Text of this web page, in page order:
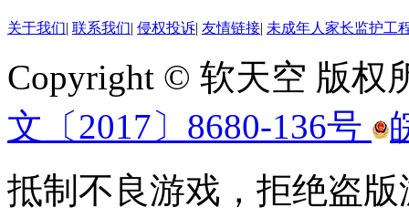
关于我们| 联系我们| 侵权投诉| 友情链接| 未成年人家长监护工
Copyright © 软天空 版权
文〔2017〕8680-136号
抵制不良游戏，拒绝盗